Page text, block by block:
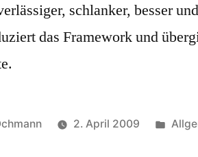
schlanker, besser
das Framework und
2. April 2009